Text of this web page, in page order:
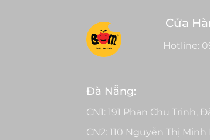
Cửa
Hotline:
Đà Nẵng:
CN1: 191 Phan Chu Trinh,
CN2: 110 Nguyễn Thị